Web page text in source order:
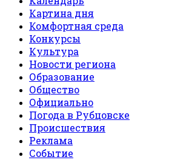
Картина дня
Комфортная среда
Конкурсы
Культура
Новости региона
Образование
Общество
Официально
Погода в Рубцовске
Происшествия
Реклама
Событие